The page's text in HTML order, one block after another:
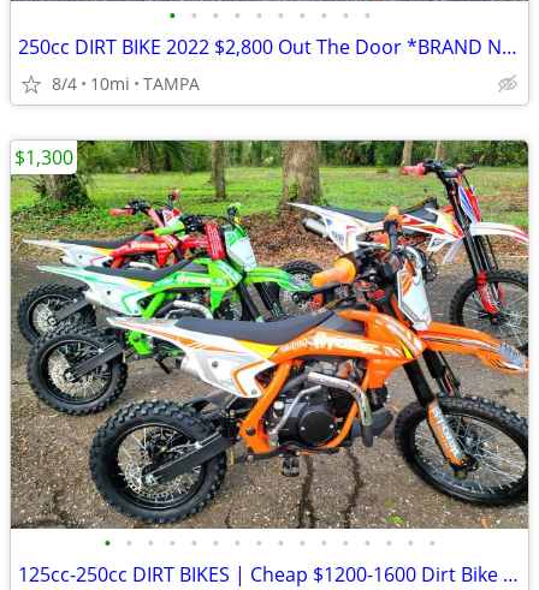
• • • • • • • • • •
250cc DIRT BIKE 2022 $2,800 Out The Door *BRAND NEW*
8/4 10mi TAMPA
• • • • • • • • • • • • • • • •
125cc-250cc DIRT BIKES | Cheap $1200-1600 Dirt Bike | Adult & Teen ATV
$1,300